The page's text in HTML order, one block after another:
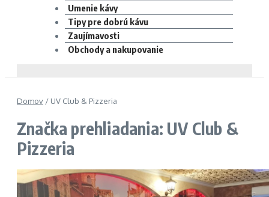
Umenie kávy
Tipy pre dobrú kávu
Zaujímavosti
Obchody a nakupovanie
Domov / UV Club & Pizzeria
Značka prehliadania: UV Club &
Pizzeria